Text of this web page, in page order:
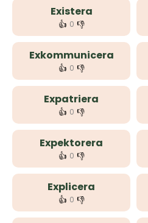
Existera
👍 0 👎
Exkommunicera
👍 0 👎
Expatriera
👍 0 👎
Expektorera
👍 0 👎
Explicera
👍 0 👎